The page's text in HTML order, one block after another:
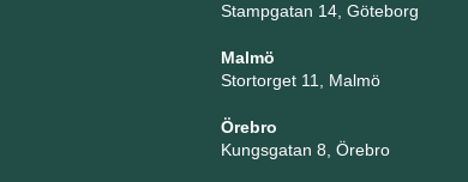
Stampgatan 14, Göteborg
Malmö
Stortorget 11, Malmö
Örebro
Kungsgatan 8, Örebro